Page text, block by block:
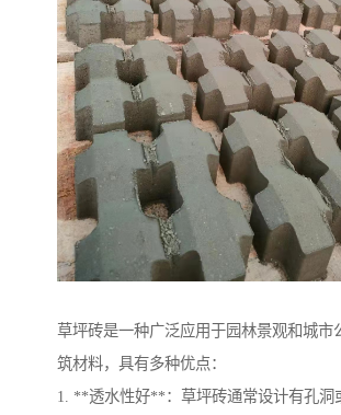
草坪砖是一种广泛应用于园林景观和城市
筑材料，具有多种优点：
1. **透水性好**：草坪砖通常设计有孔洞